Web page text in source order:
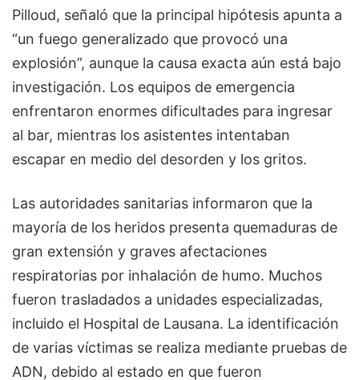
Pilloud, señaló que la principal hipótesis apunta a
“un fuego generalizado que provocó una
explosión”, aunque la causa exacta aún está bajo
investigación. Los equipos de emergencia
enfrentaron enormes dificultades para ingresar
al bar, mientras los asistentes intentaban
escapar en medio del desorden y los gritos.
Las autoridades sanitarias informaron que la
mayoría de los heridos presenta quemaduras de
gran extensión y graves afectaciones
respiratorias por inhalación de humo. Muchos
fueron trasladados a unidades especializadas,
incluido el Hospital de Lausana. La identificación
de varias víctimas se realiza mediante pruebas de
ADN, debido al estado en que fueron